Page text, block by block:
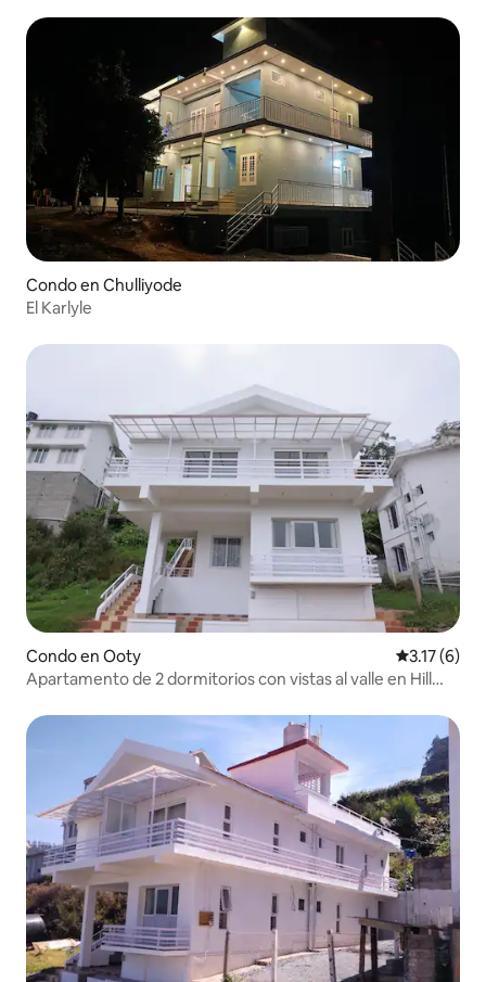
Condo en Chulliyode
El Karlyle
Condo en Ooty Calificación
3.17 (6)
Apartamento de 2 dormitorios con vistas al valle en Hill